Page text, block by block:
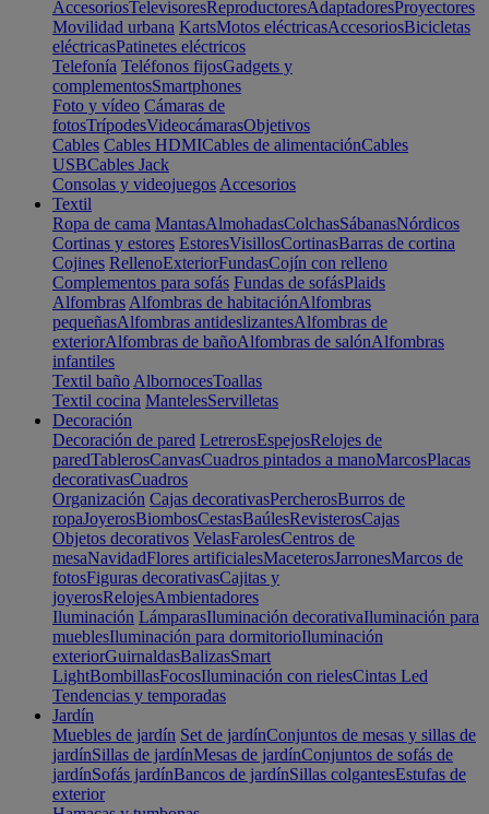
AccesoriosTelevisoresReproductoresAdaptadoresProyectores
Movilidad urbana KartsMotos eléctricasAccesoriosBicicletas
eléctricasPatinetes eléctricos
Telefonía Teléfonos fijosGadgets y
complementosSmartphones
Foto y vídeo Cámaras de
fotosTrípodesVideocámarasObjetivos
Cables Cables HDMICables de alimentaciónCables
USBCables Jack
Consolas y videojuegos Accesorios
Textil
Ropa de cama MantasAlmohadasColchasSábanasNórdicos
Cortinas y estores EstoresVisillosCortinasBarras de cortina
Cojines RellenoExteriorFundasCojín con relleno
Complementos para sofás Fundas de sofásPlaids
Alfombras Alfombras de habitaciónAlfombras
pequeñasAlfombras antideslizantesAlfombras de
exteriorAlfombras de bañoAlfombras de salónAlfombras
infantiles
Textil baño AlbornocesToallas
Textil cocina MantelesServilletas
Decoración
Decoración de pared LetrerosEspejosRelojes de
paredTablerosCanvasCuadros pintados a manoMarcosPlacas
decorativasCuadros
Organización Cajas decorativasPercherosBurros de
ropaJoyerosBiombosCestasBaúlesRevisterosCajas
Objetos decorativos VelasFarolesCentros de
mesaNavidadFlores artificialesMaceterosJarronesMarcos de
fotosFiguras decorativasCajitas y
joyerosRelojesAmbientadores
Iluminación LámparasIluminación decorativaIluminación para
mueblesIluminación para dormitorioIluminación
exteriorGuirnaldasBalizasSmart
LightBombillasFocosIluminación con rielesCintas Led
Tendencias y temporadas
Jardín
Muebles de jardín Set de jardínConjuntos de mesas y sillas de
jardínSillas de jardínMesas de jardínConjuntos de sofás de
jardínSofás jardínBancos de jardínSillas colgantesEstufas de
exterior